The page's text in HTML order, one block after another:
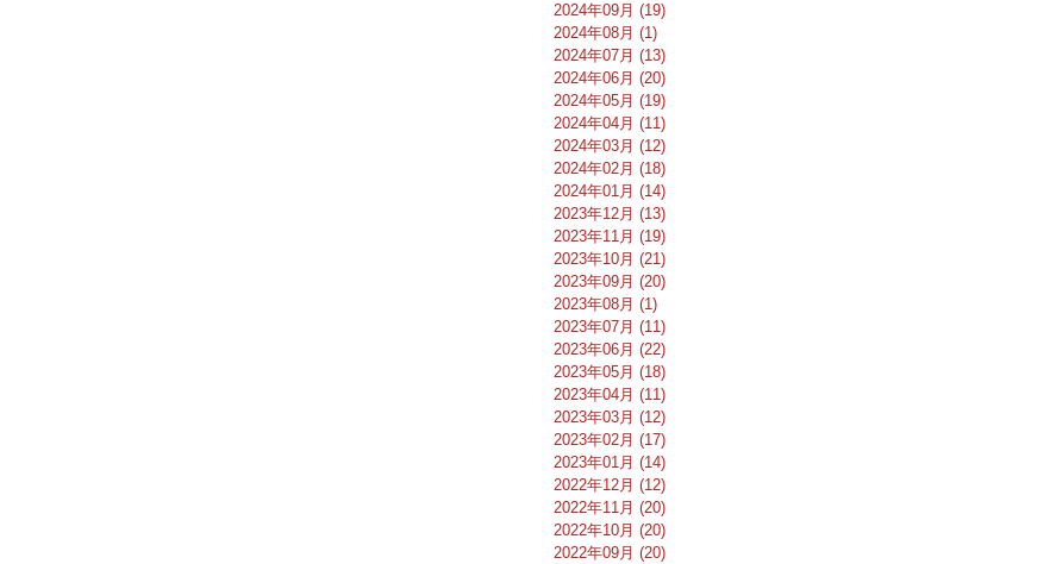
2024年09月 (19)
2024年08月 (1)
2024年07月 (13)
2024年06月 (20)
2024年05月 (19)
2024年04月 (11)
2024年03月 (12)
2024年02月 (18)
2024年01月 (14)
2023年12月 (13)
2023年11月 (19)
2023年10月 (21)
2023年09月 (20)
2023年08月 (1)
2023年07月 (11)
2023年06月 (22)
2023年05月 (18)
2023年04月 (11)
2023年03月 (12)
2023年02月 (17)
2023年01月 (14)
2022年12月 (12)
2022年11月 (20)
2022年10月 (20)
2022年09月 (20)